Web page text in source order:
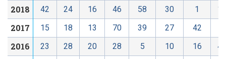
2018 42 24 16 46 58 30 1 16
2017 15 18 13 70 39 27 42
2016 23 28 20 28 5 10 16 41